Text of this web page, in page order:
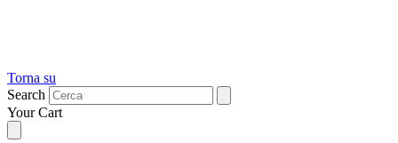
Torna su
Search
Your Cart